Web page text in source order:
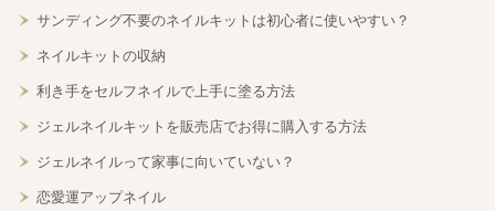
サンディング不要のネイルキットは初心者に使いやすい？
ネイルキットの収納
利き手をセルフネイルで上手に塗る方法
ジェルネイルキットを販売店でお得に購入する方法
ジェルネイルって家事に向いていない？
恋愛運アップネイル